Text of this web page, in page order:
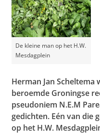
De kleine man op het H.W.
Mesdagplein
Herman Jan Scheltema
beroemde Groningse
pseudoniem N.E.M
gedichten. Eén van die
op het H.W.